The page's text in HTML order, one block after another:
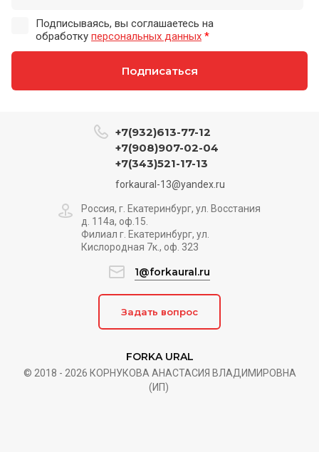
Подписываясь, вы соглашаетесь на
обработку персональных данных *
Подписаться
FORKA URAL
© 2018 - 2026 КОРНУКОВА АНАСТАСИЯ ВЛАДИМИРОВНА
(ИП)
+7(932)613-77-12
+7(908)907-02-04
+7(343)521-17-13
forkaural-13@yandex.ru
Россия, г. Екатеринбург, ул. Восстания
д. 114а, оф.15.
Филиал г. Екатеринбург, ул.
Кислородная 7к., оф. 323
1@forkaural.ru
Задать вопрос